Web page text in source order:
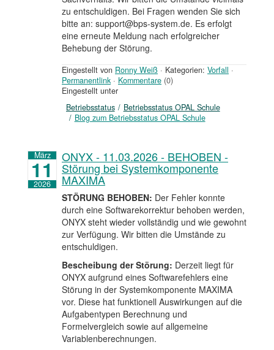
zu entschuldigen. Bei Fragen wenden Sie sich
bitte an: support@bps-system.de. Es erfolgt
eine erneute Meldung nach erfolgreicher
Behebung der Störung.
Eingestellt von Ronny Weiß · Kategorien: Vorfall ·
Permanentlink · Kommentare (0)
Eingestellt unter
Betriebsstatus
Betriebsstatus OPAL Schule
Blog zum Betriebsstatus OPAL Schule
März
11
2026
ONYX - 11.03.2026 - BEHOBEN -
Störung bei Systemkomponente
MAXIMA
STÖRUNG BEHOBEN: Der Fehler konnte
durch eine Softwarekorrektur behoben werden,
ONYX steht wieder vollständig und wie gewohnt
zur Verfügung. Wir bitten die Umstände zu
entschuldigen.
Bescheibung der Störung: Derzeit liegt für
ONYX aufgrund eines Softwarefehlers eine
Störung in der Systemkomponente MAXIMA
vor. Diese hat funktionell Auswirkungen auf die
Aufgabentypen Berechnung und
Formelvergleich sowie auf allgemeine
Variablenberechnungen.